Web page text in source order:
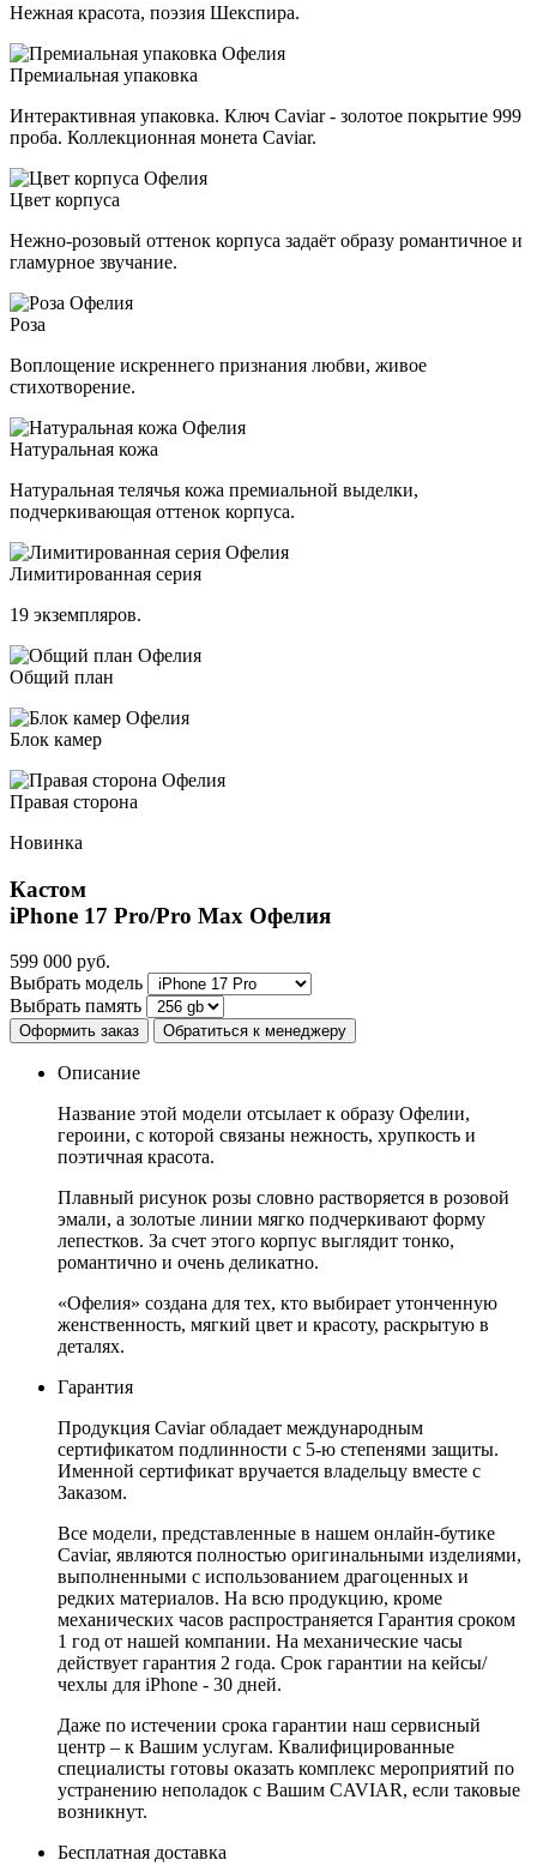
Нежная красота, поэзия Шекспира.
Премиальная упаковка
Интерактивная упаковка. Ключ Caviar - золотое покрытие 999
проба. Коллекционная монета Caviar.
Цвет корпуса
Нежно-розовый оттенок корпуса задаёт образу романтичное и
гламурное звучание.
Роза
Воплощение искреннего признания любви, живое
стихотворение.
Натуральная кожа
Натуральная телячья кожа премиальной выделки,
подчеркивающая оттенок корпуса.
Лимитированная серия
19 экземпляров.
Общий план
Блок камер
Правая сторона
Новинка
Кастом
iPhone 17 Pro/Pro Max Офелия
599 000 руб.
Выбрать модель
Выбрать память
Оформить заказ Обратиться к менеджеру
Описание
Название этой модели отсылает к образу Офелии,
героини, с которой связаны нежность, хрупкость и
поэтичная красота.
Плавный рисунок розы словно растворяется в розовой
эмали, а золотые линии мягко подчеркивают форму
лепестков. За счет этого корпус выглядит тонко,
романтично и очень деликатно.
«Офелия» создана для тех, кто выбирает утонченную
женственность, мягкий цвет и красоту, раскрытую в
деталях.
Гарантия
Продукция Caviar обладает международным
сертификатом подлинности с 5-ю степенями защиты.
Именной сертификат вручается владельцу вместе с
Заказом.
Все модели, представленные в нашем онлайн-бутике
Caviar, являются полностью оригинальными изделиями,
выполненными с использованием драгоценных и
редких материалов. На всю продукцию, кроме
механических часов распространяется Гарантия сроком
1 год от нашей компании. На механические часы
действует гарантия 2 года. Срок гарантии на кейсы/
чехлы для iPhone - 30 дней.
Даже по истечении срока гарантии наш сервисный
центр – к Вашим услугам. Квалифицированные
специалисты готовы оказать комплекс мероприятий по
устранению неполадок с Вашим CAVIAR, если таковые
возникнут.
Бесплатная доставка